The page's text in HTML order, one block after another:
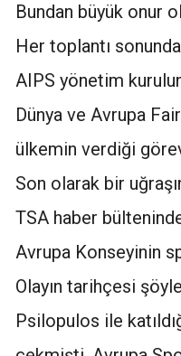
Bundan büyük onur
Her toplantı
AIPS yönetim
Dünya ve Avrupa
ülkemin verdiği
Son olarak bir
TSA haber
Avrupa Konseyinin
Olayın tarihçesi
Psilopulos ile